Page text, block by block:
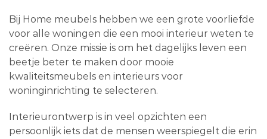
Bij Home meubels hebben we een grote voorliefde
voor alle woningen die een mooi interieur weten te
creëren. Onze missie is om het dagelijks leven een
beetje beter te maken door mooie
kwaliteitsmeubels en interieurs voor
woninginrichting te selecteren.
Interieurontwerp is in veel opzichten een
persoonlijk iets dat de mensen weerspiegelt die erin